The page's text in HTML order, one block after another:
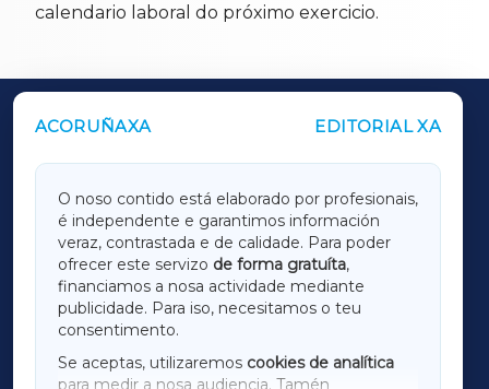
calendario laboral do próximo exercicio.
ACORUÑAXA EDITORIAL XA
O noso contido está elaborado por profesionais,
é independente e garantimos información
veraz, contrastada e de calidade. Para poder
ofrecer este servizo de forma gratuíta,
financiamos a nosa actividade mediante
publicidade. Para iso, necesitamos o teu
consentimento.
Se aceptas, utilizaremos cookies de analítica
para medir a nosa audiencia. Tamén
OUTROS PERIÓDICOS
LUGOXA
TERRACHAXA